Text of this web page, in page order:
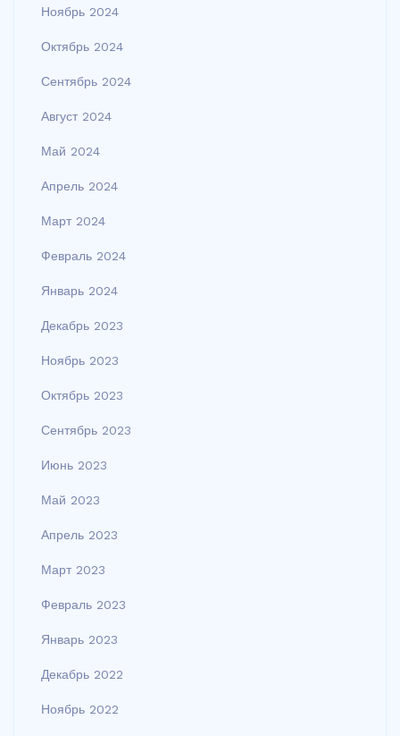
Ноябрь 2024
Октябрь 2024
Сентябрь 2024
Август 2024
Май 2024
Апрель 2024
Март 2024
Февраль 2024
Январь 2024
Декабрь 2023
Ноябрь 2023
Октябрь 2023
Сентябрь 2023
Июнь 2023
Май 2023
Апрель 2023
Март 2023
Февраль 2023
Январь 2023
Декабрь 2022
Ноябрь 2022